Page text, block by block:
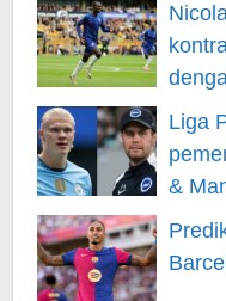
Liga
&